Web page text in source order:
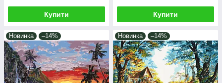
Купити Купити
Новинка –14% Новинка –14%